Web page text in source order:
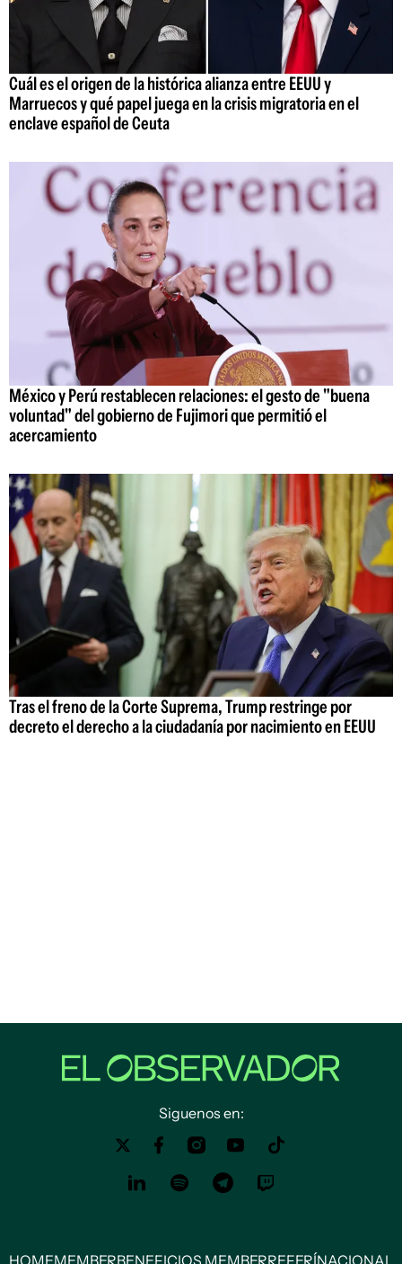
Cuál es el origen de la histórica alianza entre EEUU y
Marruecos y qué papel juega en la crisis migratoria en el
enclave español de Ceuta
México y Perú restablecen relaciones: el gesto de "buena
voluntad" del gobierno de Fujimori que permitió el
acercamiento
Tras el freno de la Corte Suprema, Trump restringe por
decreto el derecho a la ciudadanía por nacimiento en EEUU
Siguenos en: